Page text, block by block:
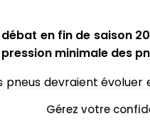
Gérez votre
en fin de saison
minimale des
devraient évoluer
bar pour l’arrière, La
% d'une Sprint. Du